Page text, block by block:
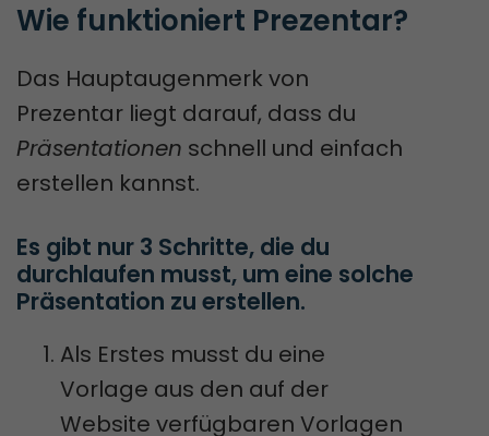
Wie funktioniert Prezentar?
Das Hauptaugenmerk von
Prezentar liegt darauf, dass du
Präsentationen schnell und einfach
erstellen kannst.
Es gibt nur 3 Schritte, die du
durchlaufen musst, um eine solche
Präsentation zu erstellen.
Als Erstes musst du eine
Vorlage aus den auf der
Website verfügbaren Vorlagen